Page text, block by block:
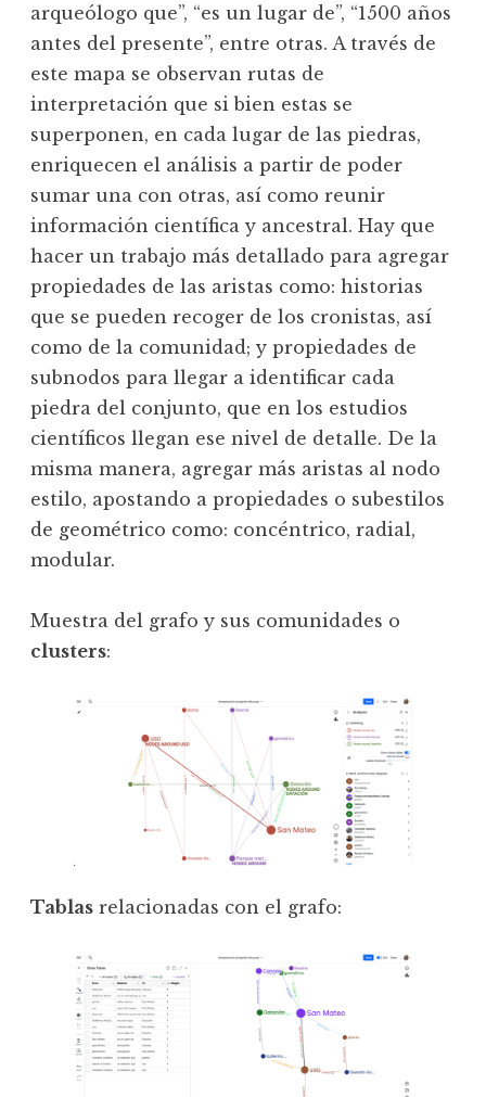
arqueólogo que”, “es un lugar de”, “1500 años
antes del presente”, entre otras. A través de
este mapa se observan rutas de
interpretación que si bien estas se
superponen, en cada lugar de las piedras,
enriquecen el análisis a partir de poder
sumar una con otras, así como reunir
información científica y ancestral. Hay que
hacer un trabajo más detallado para agregar
propiedades de las aristas como: historias
que se pueden recoger de los cronistas, así
como de la comunidad; y propiedades de
subnodos para llegar a identificar cada
piedra del conjunto, que en los estudios
científicos llegan ese nivel de detalle. De la
misma manera, agregar más aristas al nodo
estilo, apostando a propiedades o subestilos
de geométrico como: concéntrico, radial,
modular.
Muestra del grafo y sus comunidades o
clusters:
Tablas relacionadas con el grafo: